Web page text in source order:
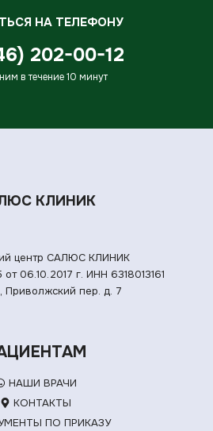
НА ТЕЛЕФОНУ
202-00-12
в течение 10 минут
КЛИНИК
центр САЛЮС КЛИНИК
06.10.2017 г. ИНН 6318013161
Приволжский пер. д. 7
НАШИ ВРАЧИ
КОНТАКТЫ
ПО ПРИКАЗУ